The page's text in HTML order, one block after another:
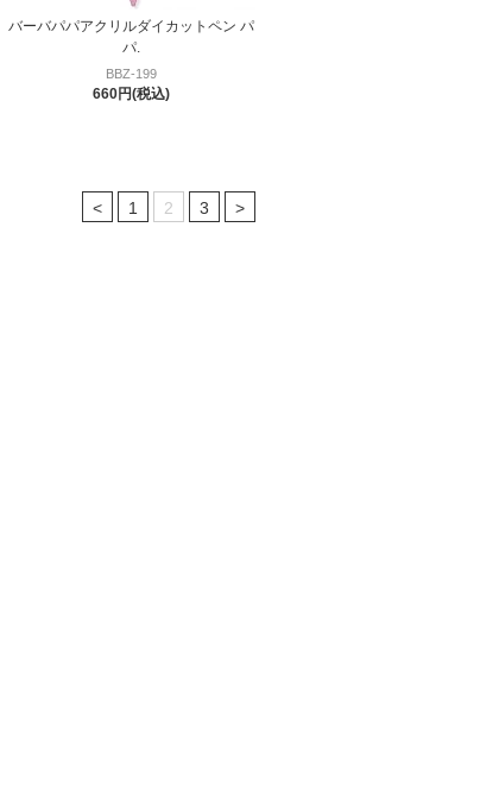
バーバパパアクリルダイカットペン パ
パ.
BBZ-199
660円(税込)
< 1 2 3 >